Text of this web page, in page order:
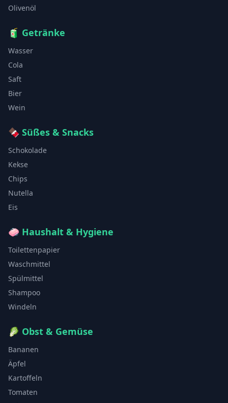
Olivenöl
🧃 Getränke
Wasser
Cola
Saft
Bier
Wein
🍫 Süßes & Snacks
Schokolade
Kekse
Chips
Nutella
Eis
🧼 Haushalt & Hygiene
Toilettenpapier
Waschmittel
Spülmittel
Shampoo
Windeln
🥬 Obst & Gemüse
Bananen
Äpfel
Kartoffeln
Tomaten